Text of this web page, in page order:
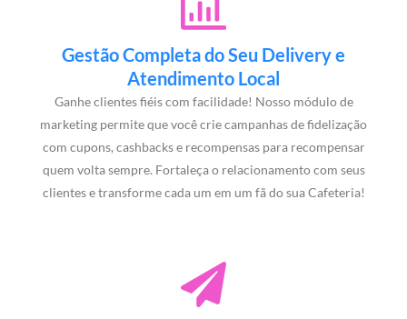
Gestão Completa do Seu Delivery e
Atendimento Local
Ganhe clientes fiéis com facilidade! Nosso módulo de
marketing permite que você crie campanhas de fidelização
com cupons, cashbacks e recompensas para recompensar
quem volta sempre. Fortaleça o relacionamento com seus
clientes e transforme cada um em um fã do sua Cafeteria!